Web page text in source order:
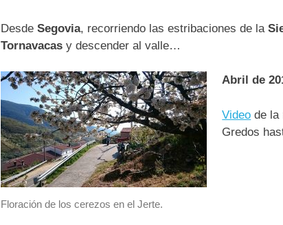
Desde Segovia, recorriendo las estribaciones de la
Tornavacasy descender al valle…
Floración de los cerezos en el Jerte.
Abril de
Video de la
Gredos